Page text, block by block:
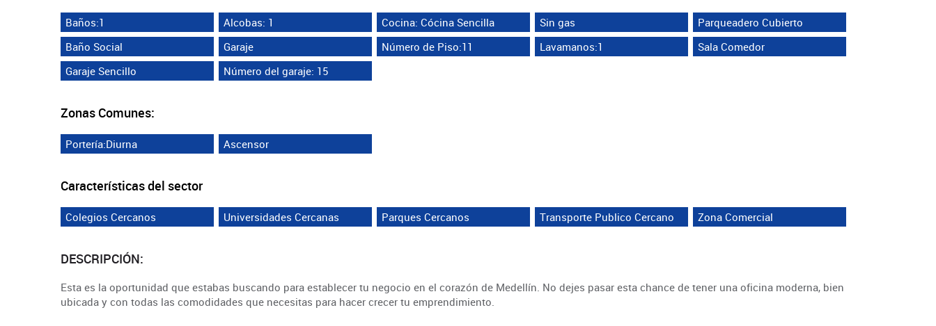
Baños:1 Alcobas: 1 Cocina: Cócina Sencilla Sin gas
Parqueadero Cubierto
Baño Social
Garaje Número de Piso:11 Lavamanos:1
Sala Comedor
Garaje Sencillo
Número del garaje: 15
Zonas Comunes:
Portería:Diurna Ascensor
Características del sector
Colegios Cercanos Universidades Cercanas Parques Cercanos Transporte Publico Cercano Zona Comercial
DESCRIPCIÓN:
Esta es la oportunidad que estabas buscando para establecer tu negocio en el corazón de Medellín. No dejes pasar esta chance de tener una oficina moderna, bien
ubicada y con todas las comodidades que necesitas para hacer crecer tu emprendimiento.